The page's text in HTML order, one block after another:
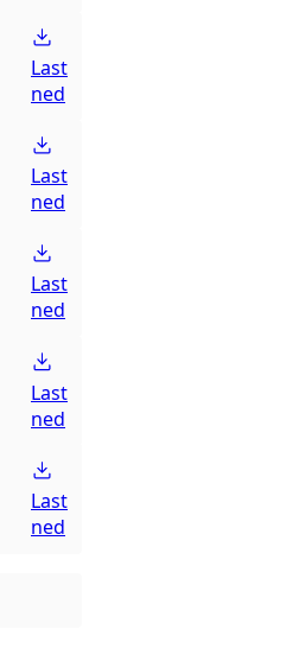
Last
ned
Last
ned
Last
ned
Last
ned
Last
ned